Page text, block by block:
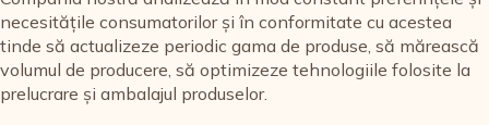
necesitățile consumatorilor și în conformitate cu acestea
tinde să actualizeze periodic gama de produse, să mărească
volumul de producere, să optimizeze tehnologiile folosite la
prelucrare și ambalajul produselor.